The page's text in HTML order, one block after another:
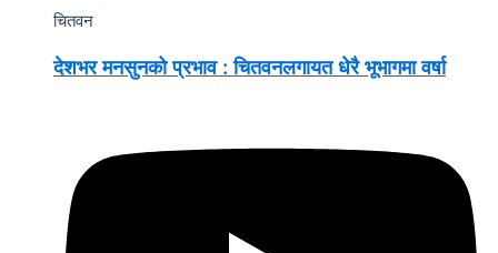
चितवन
देशभर मनसुनको प्रभाव : चितवनलगायत धेरै भूभागमा वर्षा